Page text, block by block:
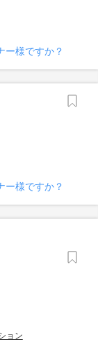
ー様ですか？
ー様ですか？
ョン